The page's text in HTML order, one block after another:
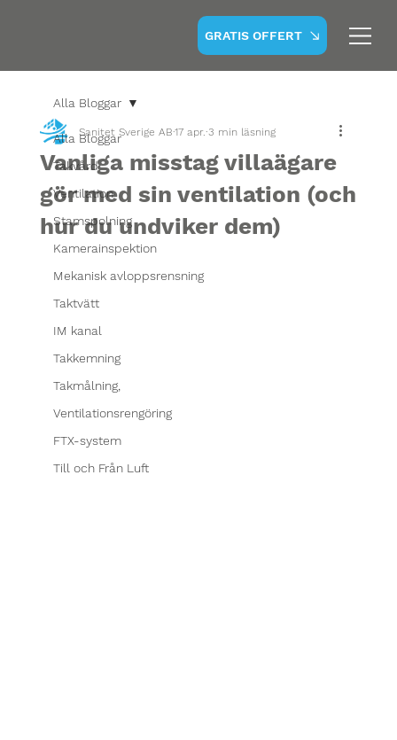
GRATIS OFFERT
Alla Bloggar
Takvård
Ventilation
Stamspolning
Kamerainspektion
Mekanisk avloppsrensning
Taktvätt
IM kanal
Takkemning
Takmålning,
Ventilationsrengöring
FTX-system
Till och Från Luft
Alla Bloggar
Vanliga misstag villaägare
gör med sin ventilation (och
hur du undviker dem)
Sanitet Sverige AB17 apr. 3 min läsning